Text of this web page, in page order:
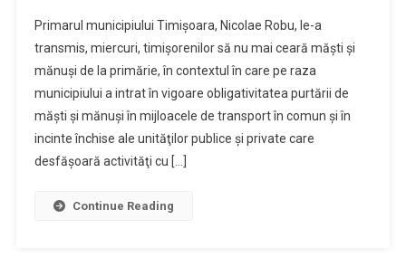
Primarul municipiului Timişoara, Nicolae Robu, le-a
transmis, miercuri, timişorenilor să nu mai ceară măşti şi
mănuşi de la primărie, în contextul în care pe raza
municipiului a intrat în vigoare obligativitatea purtării de
măşti şi mănuşi în mijloacele de transport în comun şi în
incinte închise ale unităţilor publice şi private care
desfăşoară activităţi cu […]
Continue Reading